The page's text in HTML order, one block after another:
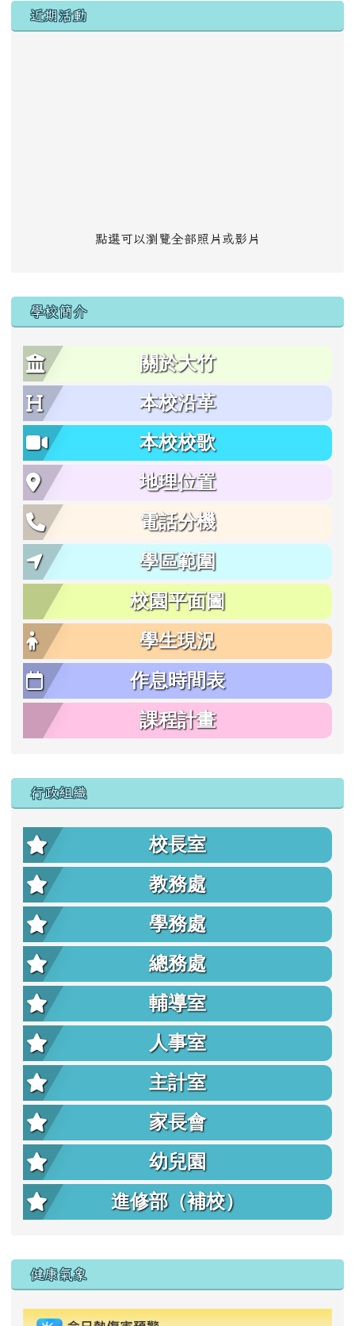
左邊區域內容
近期活動
點選可以瀏覽全部照片或影片
學校簡介
關於大竹
本校沿革
本校校歌
地理位置
電話分機
學區範圍
校園平面圖
學生現況
作息時間表
課程計畫
行政組織
校長室
教務處
學務處
總務處
輔導室
人事室
主計室
家長會
幼兒園
進修部（補校）
右邊區域內容
健康氣象